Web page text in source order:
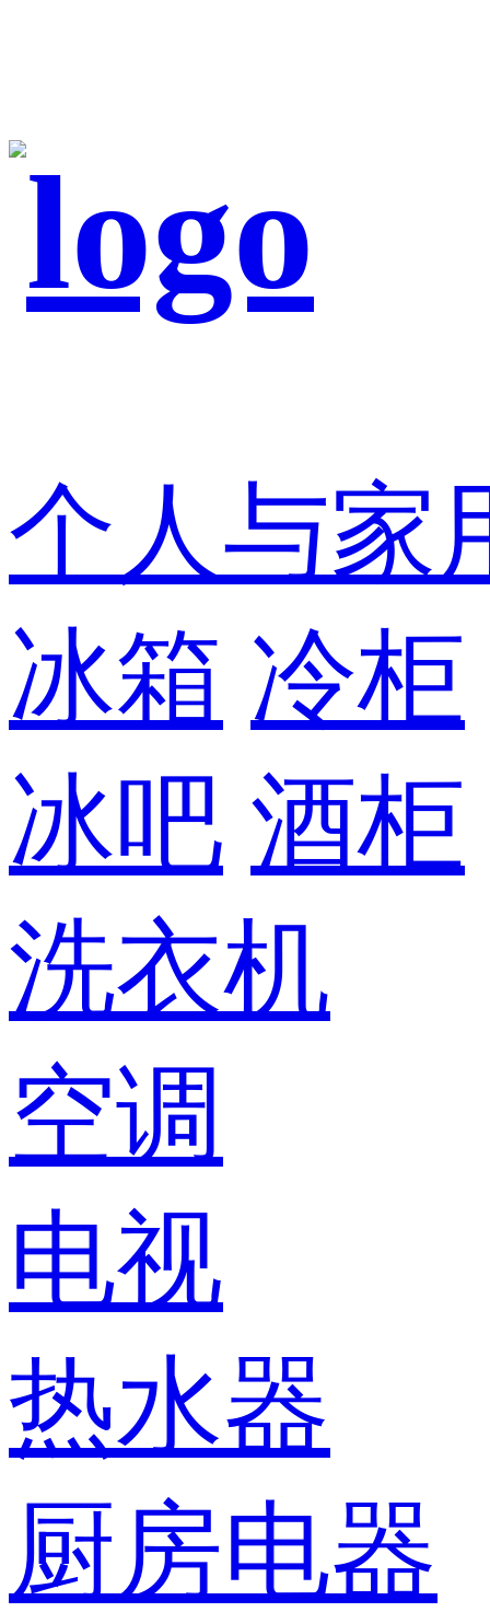
个人与家
冰箱 冷柜
冰吧 酒柜
洗衣机
空调
电视
热水器
厨房电器